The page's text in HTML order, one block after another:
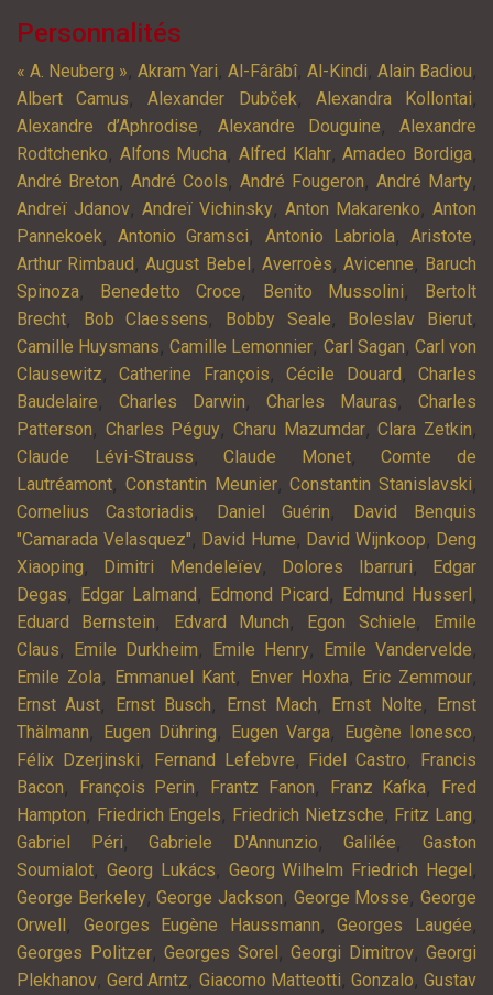
Personnalités
« A. Neuberg », Akram Yari, Al-Fârâbî, Al-Kindi, Alain Badiou,
Albert Camus,Alexander Dubček, Alexandra Kollontai,
Alexandre d’Aphrodise, Alexandre Douguine, Alexandre
Rodtchenko, Alfons Mucha,Alfred Klahr,Amadeo Bordiga,
André Breton, André Cools, André Fougeron, André Marty,
Andreï Jdanov, Andreï Vichinsky, Anton Makarenko, Anton
Pannekoek,Antonio Gramsci, Antonio Labriola,Aristote,
Arthur Rimbaud ,August Bebel , Averroès, Avicenne, Baruch
Spinoza, Benedetto Croce, Benito Mussolini,
Bertolt
Brecht, Bob Claessens, Bobby Seale, Boleslav Bierut,
Camille Huysmans,Camille Lemonnier, Carl Sagan, Carl von
Clausewitz,Catherine François,Cécile Douard ,Charles
Baudelaire, Charles Darwin, Charles Mauras, Charles
Patterson, Charles Péguy,Charu Mazumdar,Clara Zetkin,
Claude Lévi-Strauss,Claude Monet,Comte de
Lautréamont, Constantin Meunier,Constantin Stanislavski,
Cornelius Castoriadis, Daniel Guérin,
David Benquis
"Camarada Velasquez", David Hume, David Wijnkoop, Deng
Xiaoping, Dimitri Mendeleïev, Dolores Ibarruri,
Edgar
Degas, Edgar Lalmand , Edmond Picard , Edmund Husserl ,
Eduard Bernstein, Edvard Munch, Egon Schiele,
Emile
Claus, Emile Durkheim, Emile Henry, Emile Vandervelde,
Emile Zola, Emmanuel Kant, Enver Hoxha, Eric Zemmour,
Ernst Aust, Ernst Busch, Ernst Mach, Ernst Nolte,
Ernst
Thälmann, Eugen Dühring, Eugen Varga, Eugène Ionesco,
Félix Dzerjinski, Fernand Lefebvre, Fidel Castro,
Francis
Bacon, François Perin, Frantz Fanon, Franz Kafka,
Fred
Hampton, Friedrich Engels, Friedrich Nietzsche, Fritz Lang,
Gabriel Péri,Gabriele D'Annunzio,Galilée,Gaston
Soumialot, Georg Lukács, Georg Wilhelm Friedrich Hegel ,
George Berkeley,George Jackson, George Mosse,George
Orwell , Georges Eugène Haussmann,Georges Laugée,
Georges Politzer, Georges Sorel , Georgi Dimitrov, Georgi
Plekhanov,Gerd Arntz, Giacomo Matteotti, Gonzalo,Gustav